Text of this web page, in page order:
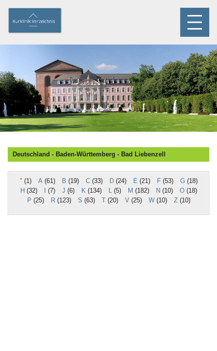
Deutschland - Baden-Württemberg - Bad Lieben­zell
" (1) A(61) B (19) C(33) D(24) E (21) F(53) G(18)
H (32) (7) J (6) K(134) L(5) M (182) N (10) O(18)
P (25) R(123) S (63) T(20) V(25) W(10) Z(10)